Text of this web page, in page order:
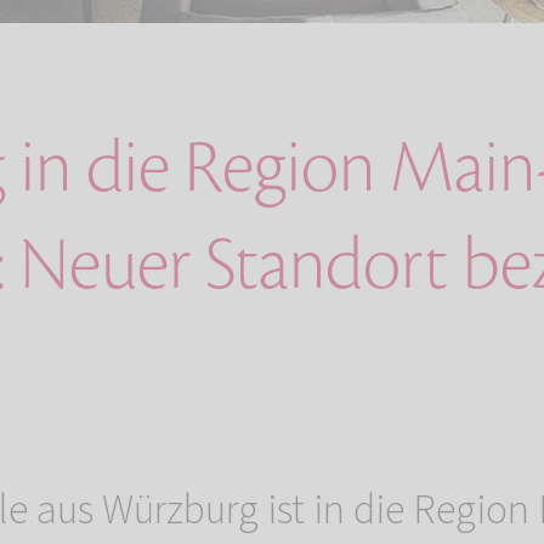
die Region
Neuer Standort
aus Würzburg ist in die Region